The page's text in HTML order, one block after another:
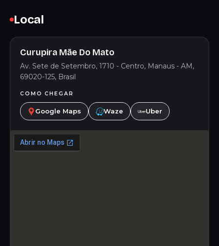
Local
Curupira Mãe Do Mato
Av. Sete de Setembro, 1710 - Centro, Manaus - AM,
69020-125, Brasil
COMO CHEGAR
Google Maps Waze Uber